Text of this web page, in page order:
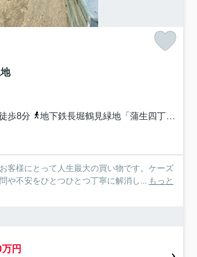
歩8分
地下鉄長堀鶴見緑地「蒲生四丁目」駅 徒歩8分
客様にとって人生最大の買い物です。ケーズ
や不安をひとつひとつ丁寧に解消し... もっと
円